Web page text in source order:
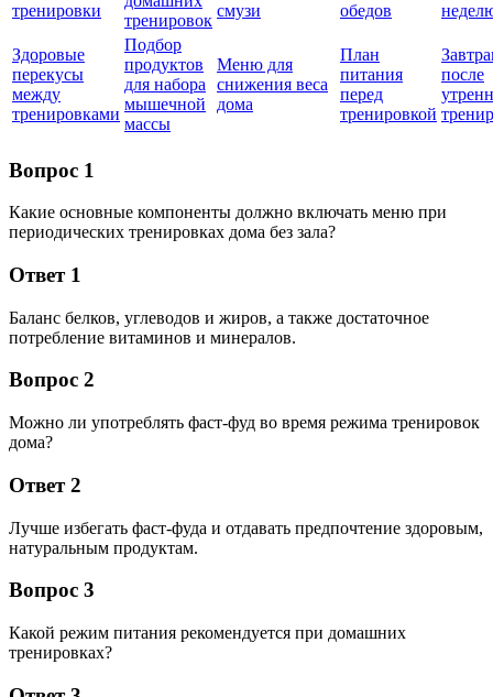
тренировки
тренировок
смузи
обедов
Здоровые
перекусы
между
тренировками
Подбор
продуктов
для набора
мышечной
массы
Меню для
снижения веса
дома
План
питания
перед
тренировкой
после
Вопрос 1
Какие основные компоненты должно включать меню при
периодических тренировках дома без зала?
Ответ 1
Баланс белков, углеводов и жиров, а также достаточное
потребление витаминов и минералов.
Вопрос 2
Можно ли употреблять фаст-фуд во время режима тренировок
дома?
Ответ 2
Лучше избегать фаст-фуда и отдавать предпочтение здоровым,
натуральным продуктам.
Вопрос 3
Какой режим питания рекомендуется при домашних
тренировках?